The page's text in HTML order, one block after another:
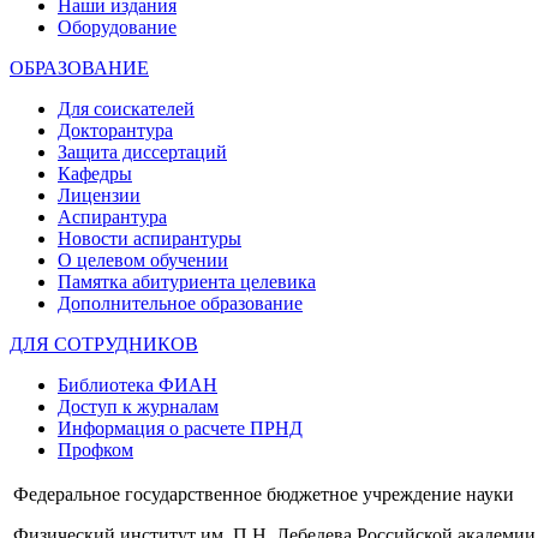
Наши издания
Оборудование
ОБРАЗОВАНИЕ
Для соискателей
Докторантура
Защита диссертаций
Кафедры
Лицензии
Аспирантура
Новости аспирантуры
О целевом обучении
Памятка абитуриента целевика
Дополнительное образование
ДЛЯ СОТРУДНИКОВ
Библиотека ФИАН
Доступ к журналам
Информация о расчете ПРНД
Профком
Федеральное государственное бюджетное учреждение науки